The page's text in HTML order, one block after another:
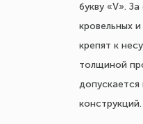
букву «V».
кровельных
крепят к
толщиной
допускается
конструкций.